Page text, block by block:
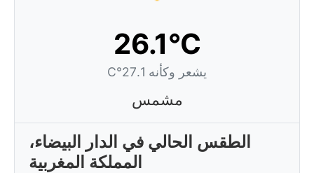
26.1°C
يشعر وكأنه 27.1°C
مشمس
الطقس الحالي في الدار البيضاء،
المملكة المغربية